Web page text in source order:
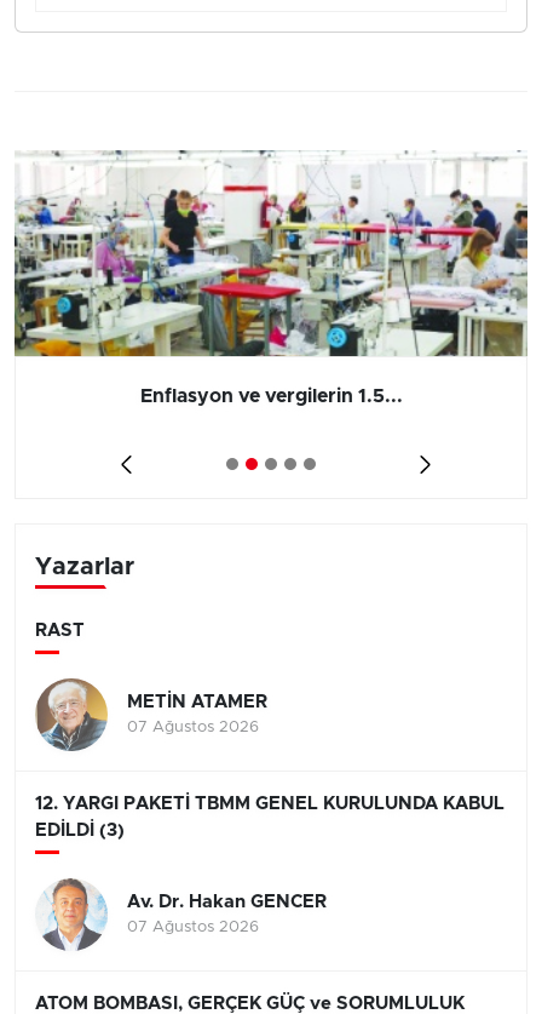
Enflasyon ve vergilerin 1.5...
Yazarlar
RAST
METİN ATAMER
07 Ağustos 2026
12. YARGI PAKETİ TBMM GENEL KURULUNDA KABUL
EDİLDİ (3)
Av. Dr. Hakan GENCER
07 Ağustos 2026
ATOM BOMBASI, GERÇEK GÜÇ ve SORUMLULUK